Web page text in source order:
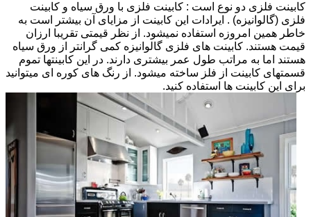
کابینت فلزی دو نوع است : کابینت فلزی با ورق سیاه و کابینت
فلزی (گالوانیزه) . ایرادات این کابینت از مزایای آن بیشتر است به
خاطر همین امروزه استفاده نمیشود. از نظر قیمتی تقریبا ارزان
قیمت هستند. کابینت های فلزی گالوانیزه کمی گرانتر از ورق سیاه
هستند اما به مراتب طول عمر بیشتری دارند. در این کابینتها تموم
قسمتهای کابینت از فلز ساخته میشود. از رنگ های کوره ای میتوانید
برای این کابینت ها استفاده کنید.